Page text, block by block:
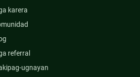
karera
referral
ugnayan